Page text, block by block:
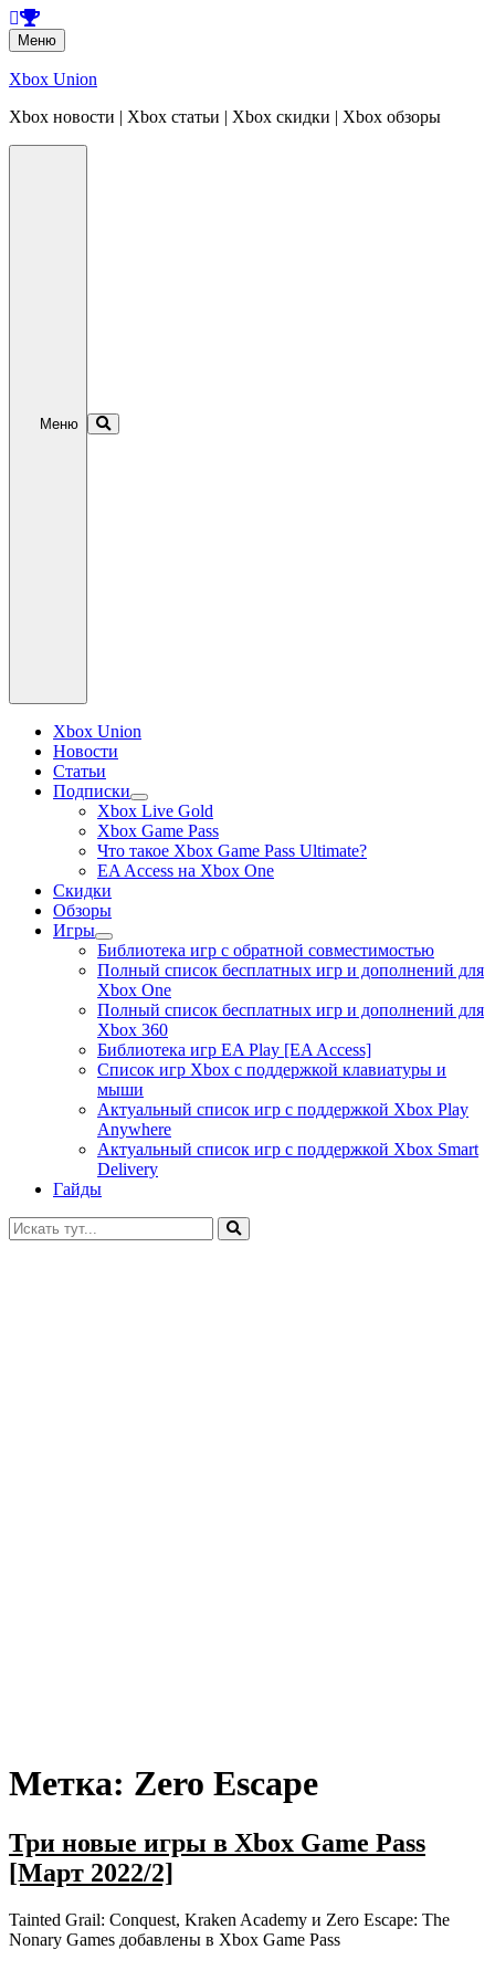
Меню Перейти
к
содержанию
Xbox Union
Xbox новости | Xbox статьи | Xbox скидки | Xbox обзоры
Меню
Xbox Union
Новости
Статьи
Подписки
раскрыть
дочернее
меню
Xbox Live Gold
Xbox Game Pass
Что такое Xbox Game Pass Ultimate?
EA Access на Xbox One
Скидки
Обзоры
Игры
раскрыть
дочернее
меню
Библиотека игр с обратной совместимостью
Полный список бесплатных игр и дополнений для
Xbox One
Полный список бесплатных игр и дополнений для
Xbox 360
Библиотека игр EA Play [EA Access]
Список игр Xbox c поддержкой клавиатуры и
мыши
Актуальный список игр с поддержкой Xbox Play
Anywhere
Актуальный список игр с поддержкой Xbox Smart
Delivery
Гайды
Искать:
Метка: Zero Escape
Три новые игры в Xbox Game Pass
[Март 2022/2]
Tainted Grail: Conquest, Kraken Academy и Zero Escape: The
Nonary Games добавлены в Xbox Game Pass